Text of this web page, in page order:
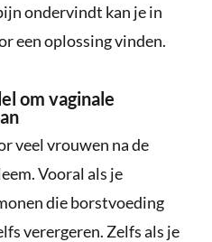
ondervindt kan je in
een oplossing vinden.
om vaginale
veel vrouwen na de
Vooral als je
die borstvoeding
verergeren. Zelfs als je